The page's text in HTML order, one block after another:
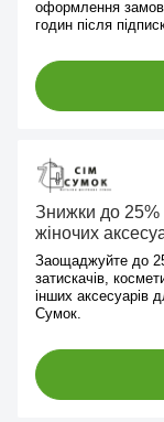
оформлення
годин після
Знижки до 25%
жіночих
Заощаджуйте до
затискачів,
інших аксесуарів
Сумок.